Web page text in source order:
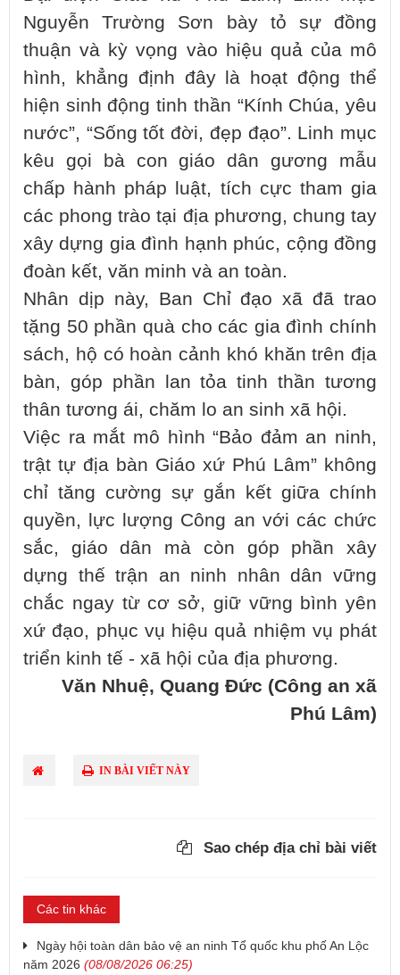
Nguyễn Trường Sơn bày tỏ sự đồng
thuận và kỳ vọng vào hiệu quả của mô
hình, khẳng định đây là hoạt động thể
hiện sinh động tinh thần “Kính Chúa, yêu
nước”, “Sống tốt đời, đẹp đạo”. Linh mục
kêu gọi bà con giáo dân gương mẫu
chấp hành pháp luật, tích cực tham gia
các phong trào tại địa phương, chung tay
xây dựng gia đình hạnh phúc, cộng đồng
đoàn kết, văn minh và an toàn.
Nhân dịp này, Ban Chỉ đạo xã đã trao
tặng 50 phần quà cho các gia đình chính
sách, hộ có hoàn cảnh khó khăn trên địa
bàn, góp phần lan tỏa tinh thần tương
thân tương ái, chăm lo an sinh xã hội.
Việc ra mắt mô hình “Bảo đảm an ninh,
trật tự địa bàn Giáo xứ Phú Lâm” không
chỉ tăng cường sự gắn kết giữa chính
quyền, lực lượng Công an với các chức
sắc, giáo dân mà còn góp phần xây
dựng thế trận an ninh nhân dân vững
chắc ngay từ cơ sở, giữ vững bình yên
xứ đạo, phục vụ hiệu quả nhiệm vụ phát
triển kinh tế - xã hội của địa phương.
Văn Nhuệ, Quang Đức (Công an xã
Phú Lâm)
IN BÀI VIẾT NÀY
Sao chép địa chỉ bài viết
Các tin khác
Ngày hội toàn dân bảo vệ an ninh Tổ quốc khu phố An Lộc
năm 2026 (08/08/2026 06:25)